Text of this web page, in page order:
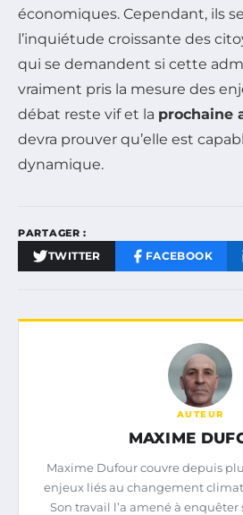
économiques. Cependant, ils
l’inquiétude croissante des
qui se demandent si cette
vraiment pris la mesure des
débat reste vif et la prochaine
devra prouver qu’elle est
dynamique.
PARTAGER :
TWITTER FACEBOOK
AUTEUR
MAXIME
Maxime Dufour couvre depuis
enjeux liés au changement
Son travail l’a amené à enquêter